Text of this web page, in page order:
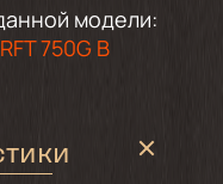
модели:
750G B